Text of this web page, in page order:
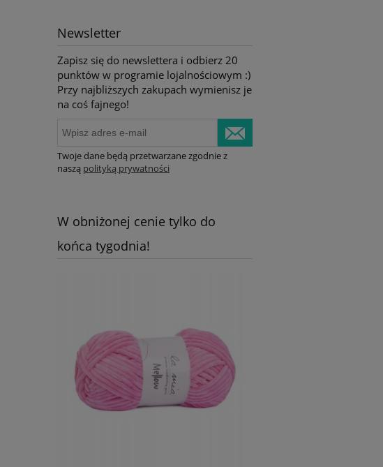
Newsletter
Zapisz się do newslettera i odbierz 20
punktów w programie lojalnościowym :)
Przy najbliższych zakupach wymienisz je
na coś fajnego!
Twoje dane będą przetwarzane zgodnie z
naszą polityką prywatności
W obniżonej cenie tylko do
końca tygodnia!